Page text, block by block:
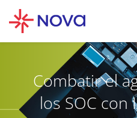
Combatir el
los SOC con